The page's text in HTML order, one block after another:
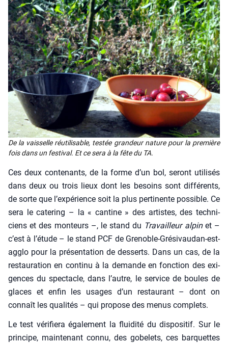
De la vais­selle réuti­li­sable, tes­tée gran­deur nature pour la pre­mière
fois dans un fes­ti­val. Et ce sera à la fête du TA.
Ces deux conte­nants, de la forme d’un bol, seront uti­li­sés
dans deux ou trois lieux dont les besoins sont dif­fé­rents,
de sorte que l’expérience soit la plus per­ti­nente pos­sible. Ce
sera le cate­ring – la « can­tine » des artistes, des tech­ni­
ciens et des mon­teurs –, le stand du Tra­vailleur alpinet –
c’est à l’étude – le stand PCF de Gre­noble-Gré­si­vau­dan-est-
agglo pour la pré­sen­ta­tion de des­serts. Dans un cas, de la
res­tau­ra­tion en conti­nu à la demande en fonc­tion des exi­
gences du spec­tacle, dans l’autre, le ser­vice de boules de
glaces et enfin les usages d’un res­tau­rant – dont on
connaît les qua­li­tés – qui pro­pose des menus com­plets.
Le test véri­fie­ra éga­le­ment la flui­di­té du dis­po­si­tif. Sur le
prin­cipe, main­te­nant connu, des gobe­lets, ces bar­quettes